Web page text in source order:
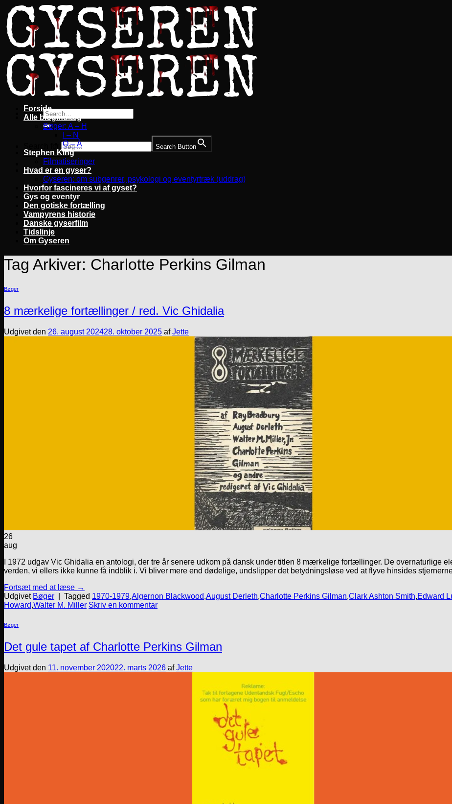
Fortsæt
til
indhold
Search Button
Forside
Alle blogindlæg
Bøger: A – H
I – N
O – Å
Stephen King
Filmatiseringer
Hvad er en gyser?
Gyseren: om subgenrer, psykologi og eventyrtræk (uddrag)
Hvorfor fascineres vi af gyset?
Gys og eventyr
Den gotiske fortælling
Vampyrens historie
Danske gyserfilm
Tidslinje
Om Gyseren
Tag Arkiver: Charlotte Perkins Gilman
Bøger
8 mærkelige fortællinger / red. Vic Ghidalia
Udgivet den 26. august 202428. oktober 2025 afJette
26
aug
I 1972 udgav Vic Ghidalia en antologi, der tre år senere udkom på dansk under titlen 8 mærkelige fortællinger. De overnaturlige
verden, vi ellers ikke kunne få indblik i. Vi bliver mere end dødelige, undslipper det betydningsløse ved at flyve hinsides
Fortsæt med at læse →
Udgivet Bøger Tagged 1970-1979,Algernon Blackwood,August Derleth,Charlotte Perkins Gilman,Clark Ashton Smith,Edward
Howard,Walter M. Miller Skriv en kommentar
Bøger
Det gule tapet af Charlotte Perkins Gilman
Udgivet den 11. november 202022. marts 2026 afJette